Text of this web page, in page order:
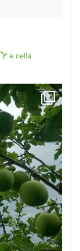
e nella